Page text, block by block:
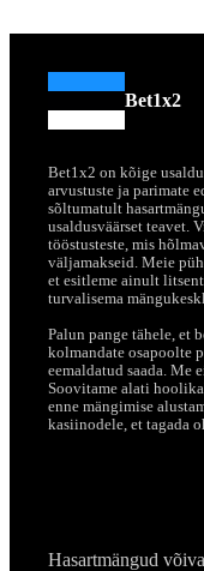
Bet1x2
Bet1x2 on kõige
arvustuste ja parimate
sõltumatult
usaldusväärset teavet.
tööstusteste, mis
väljamakseid. Meie
et esitleme ainult
turvalisema
Palun pange tähele, et
kolmandate osapoolte
eemaldatud saada. Me
Soovitame alati
enne mängimise
kasiinodele, et tagada
Hasartmängud